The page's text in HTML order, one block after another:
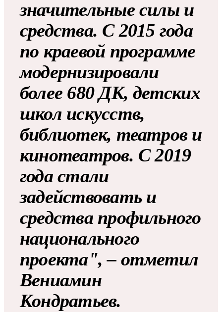
значительные силы и
средства. С 2015 года
по краевой программе
модернизировали
более 680 ДК, детских
школ искусств,
библиотек, театров и
кинотеатров. С 2019
года стали
задействовать и
средства профильного
национального
проекта", – отметил
Вениамин
Кондратьев.